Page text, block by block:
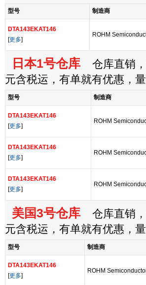
型号 制造商
DTA143EKAT146
[更多]
ROHM
日本1号仓库 仓库直销，
元含税运，有单就有优惠，
型号 制造商
DTA143EKAT146
[更多]
ROHM
DTA143EKAT146
[更多]
ROHM
DTA143EKAT146
[更多]
ROHM
美国3号仓库 仓库直销，
元含税运，有单就有优惠，
型号 制造商
DTA143EKAT146
[更多]
ROHM